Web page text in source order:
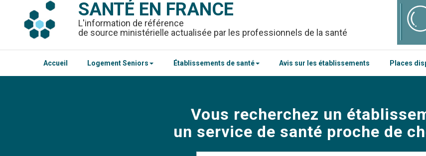
SANTÉ EN FRANCE
L'information de référence
de source ministérielle actualisée par les professionnels de la santé
Accueil Logement Seniors Établissements de santé Avis sur les établissements Places
Vous recherchez un
un service de santé proche de